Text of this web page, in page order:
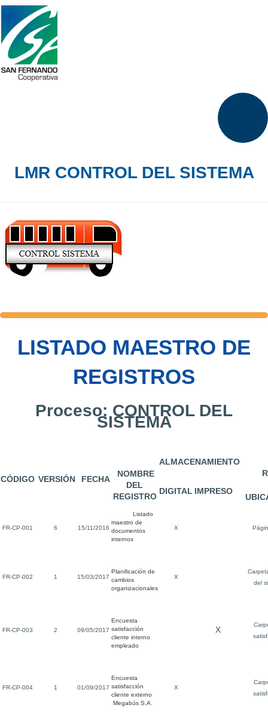
LMR CONTROL DEL SISTEMA
LISTADO MAESTRO DE
REGISTROS
Proceso: CONTROL DEL
SISTEMA
CÓDIGO VERSIÓN FECHA
NOMBRE
DEL
REGISTRO
ALMACENAMIENTO
DIGITAL IMPRESO
FR-CP-001 6 15/11/2016
Listado
maestro de
documentos
internos
X
FR-CP-002 1 15/03/2017
Planificación de
cambios
organizacionales
X
del
FR-CP-003 2 09/05/2017
Encuesta
satisfacción
cliente interno
empleado
X
FR-CP-004 1 01/09/2017
Encuesta
satisfacción
cliente externo
Megabús S.A.
X